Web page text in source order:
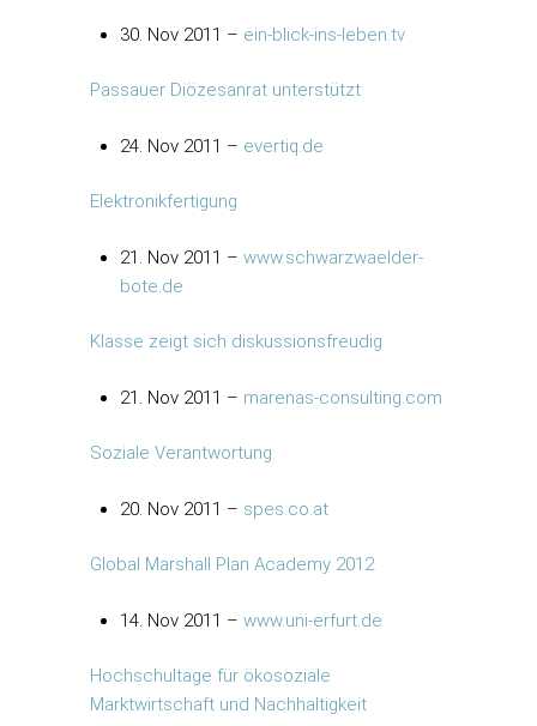
30. Nov 2011 – ein-blick-ins-leben.tv
Passauer Diözesanrat unterstützt
24. Nov 2011 – evertiq.de
Elektronikfertigung
21. Nov 2011 – www.schwarzwaelder-
bote.de
Klasse zeigt sich diskussionsfreudig
21. Nov 2011 – marenas-consulting.com
Soziale Verantwortung
20. Nov 2011 – spes.co.at
Global Marshall Plan Academy 2012
14. Nov 2011 – www.uni-erfurt.de
Hochschultage für ökosoziale
Marktwirtschaft und Nachhaltigkeit